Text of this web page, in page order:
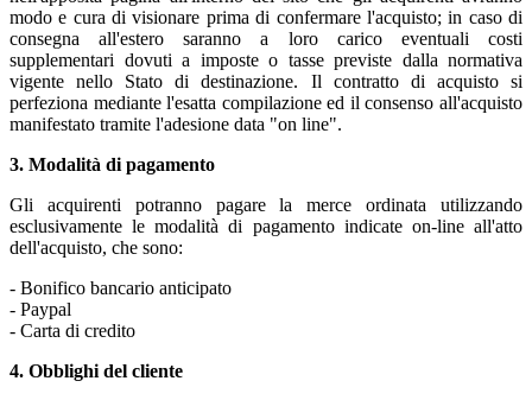
modo e cura di visionare prima di confermare l'acquisto; in caso di
consegna all'estero saranno a loro carico eventuali costi
supplementari dovuti a imposte o tasse previste dalla normativa
vigente nello Stato di destinazione. Il contratto di acquisto si
perfeziona mediante l'esatta compilazione ed il consenso all'acquisto
manifestato tramite l'adesione data "on line".
3. Modalità di pagamento
Gli acquirenti potranno pagare la merce ordinata utilizzando
esclusivamente le modalità di pagamento indicate on-line all'atto
dell'acquisto, che sono:
- Bonifico bancario anticipato
- Paypal
- Carta di credito
4. Obblighi del cliente